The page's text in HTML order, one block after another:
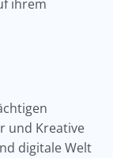
ihrem
und Kreative
digitale Welt